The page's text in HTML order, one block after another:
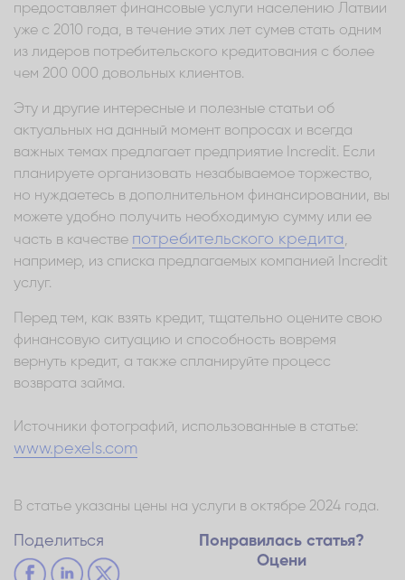
предоставляет финансовые услуги населению Латвии
уже с 2010 года, в течение этих лет сумев стать одним
из лидеров потребительского кредитования с более
чем 200 000 довольных клиентов.
Эту и другие интересные и полезные статьи об
актуальных на данный момент вопросах и всегда
важных темах предлагает предприятие Incredit. Если
планируете организовать незабываемое торжество,
но нуждаетесь в дополнительном финансировании, вы
можете удобно получить необходимую сумму или ее
часть в качестве потребительского кредита,
например, из списка предлагаемых компанией Incredit
услуг.
Перед тем, как взять кредит, тщательно оцените свою
финансовую ситуацию и способность вовремя
вернуть кредит, а также спланируйте процесс
возврата займа.
Источники фотографий, использованные в статье:
www.pexels.com
В статье указаны цены на услуги в октябре 2024 года.
Поделиться
Понравилась статья?
Оцени